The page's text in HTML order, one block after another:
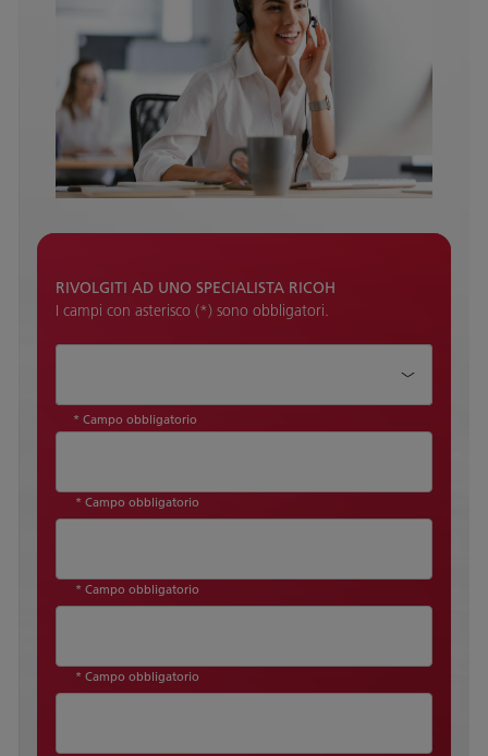
RIVOLGITI AD UNO SPECIALISTA RICOH
I campi con asterisco (*) sono obbligatori.
* Campo obbligatorio
* Campo obbligatorio
* Campo obbligatorio
* Campo obbligatorio